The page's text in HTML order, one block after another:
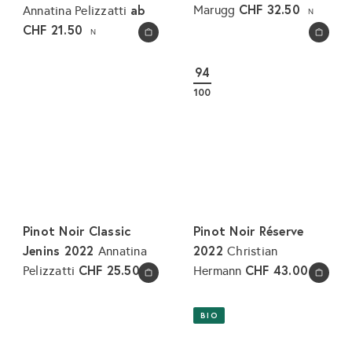
In den Warenkorb legen
Annatina Pelizzatti ab
CHF 21.50
N In den Warenkorb legen
Marugg CHF 32.50 N
In den Warenkorb legen
Pinot Noir Classic
Jenins 2022 Annatina
Pelizzatti CHF 25.50 N In den Warenkorb legen
94
100
Pinot Noir Réserve
2022Christian
Hermann CHF 43.00 N
BIO